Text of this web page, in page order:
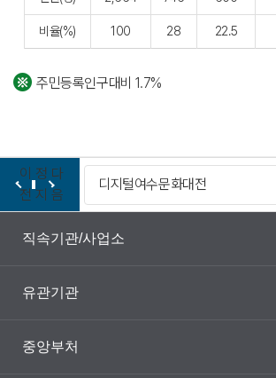
비율(%) 100 28 22.5
주민등록인구대비 1.7%
이
전
정
지
다
음
디지털여수문화대전
직속기관/사업소
유관기관
중앙부처